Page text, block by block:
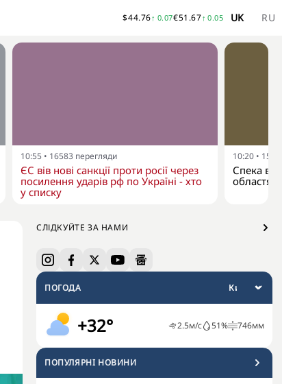
$44.76↑ 0.07€51.67↑ 0.05 UK RU
10:55 • 16583 перегляди
ЄС вів нові санкції проти росії через
посилення ударів рф по Україні - хто
у списку
10:20 •
Спека в
СЛІДКУЙТЕ ЗА НАМИ
ПОГОДА
+32° 2.5м/с 51% 746мм
ПОПУЛЯРНI НОВИНИ